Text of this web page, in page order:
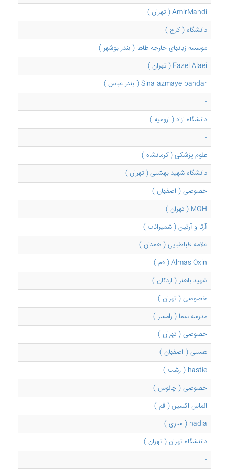
AmirMahdi ( تهران )
دانشگاه ( کرج )
موسسه زبانهای خارجه طاها ( بندر بوشهر )
Fazel Alaei ( تهران )
Sina azmaye bandar ( بندر عباس )
-
دانشگاه ازاد ( ارومیه )
-
علوم پزشکی ( کرمانشاه )
دانشگاه شهید بهشتی ( تهران )
خصوصی ( اصفهان )
MGH ( تهران )
آرتا و آرتین ( شمیرانات )
علامه طباطبایی ( همدان )
Almas Oxin ( قم )
شهید باهنر ( اردکان )
خصوصی ( تهران )
مدرسه سما ( رامسر )
خصوصی ( تهران )
هستی ( اصفهان )
hastie ( رشت )
خصوصی ( چالوس )
الماس اکسین ( قم )
nadia ( ساری )
داننشگاه تهران ( تهران )
-